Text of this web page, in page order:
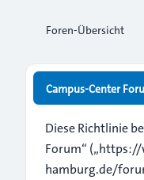
Foren-Übersicht
Campus-Center
Diese Richtlinie
Forum“
hamburg.de/